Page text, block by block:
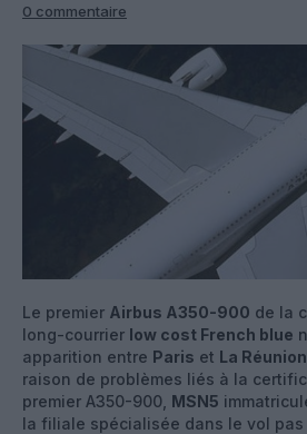
0 commentaire
Le premier Airbus A350-900 de la
long-courrier low cost French blue
apparition entre Paris et La Réunion
raison de problèmes liés à la
premier A350-900, MSN5
la filiale spécialisée dans le vol pas